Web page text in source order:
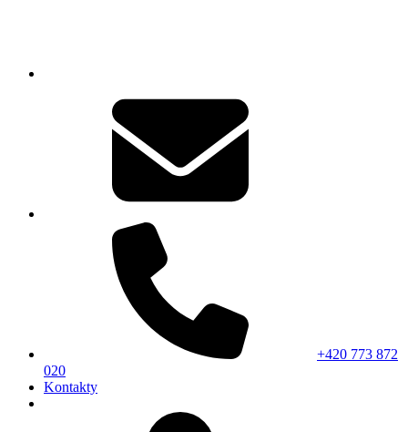
+420 773 872
020
Kontakty